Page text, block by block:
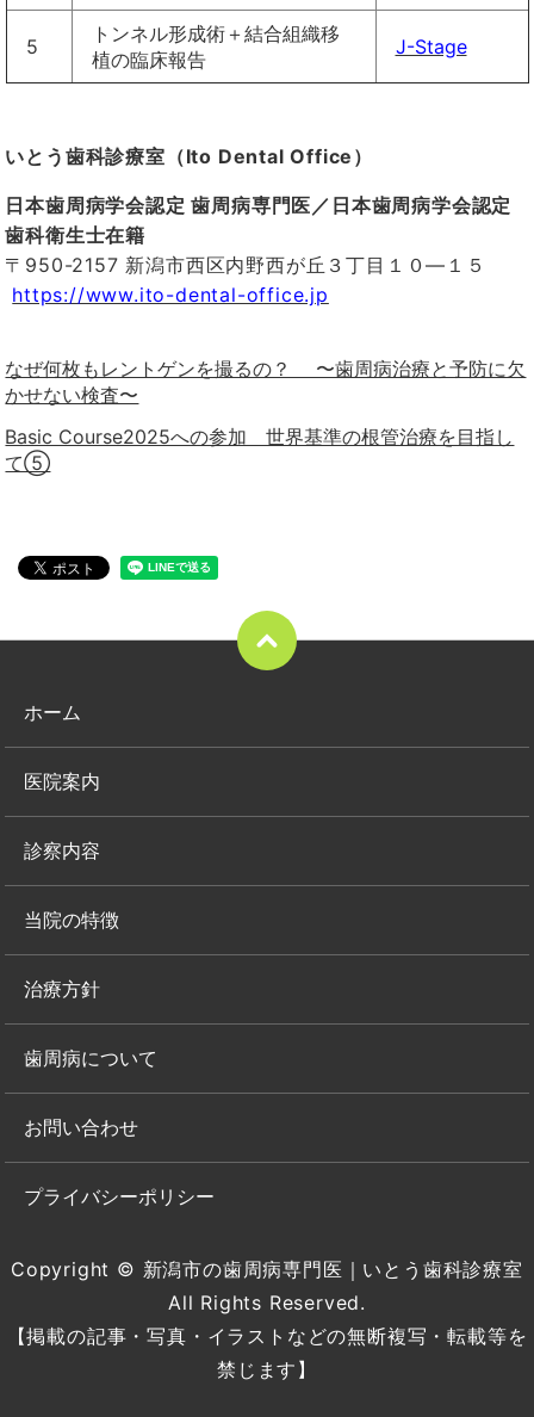
5
トンネル形成術＋結合組織移
植の臨床報告
J-Stage
いとう歯科診療室（Ito Dental Office ）
日本歯周病学会認定 歯周病専門医／日本歯周病学会認定
歯科衛生士在籍
〒 950-2157 新潟市西区内野西が丘３丁目１０―１５
https://www.ito-dental-office.jp
なぜ何枚もレントゲンを撮るの？ 〜歯周病治療と予防に欠
かせない検査〜
Basic Course2025への参加 世界基準の根管治療を目指し
て⑤
ホーム
医院案内
診察内容
当院の特徴
治療方針
歯周病について
お問い合わせ
プライバシーポリシー
Copyright © 新潟市の歯周病専門医｜いとう歯科診療室
All Rights Reserved.
【掲載の記事・写真・イラストなどの無断複写・転載等を
禁じます】